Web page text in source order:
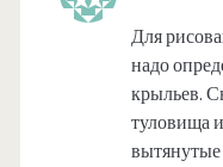
Для
надо
крыльев.
туловища